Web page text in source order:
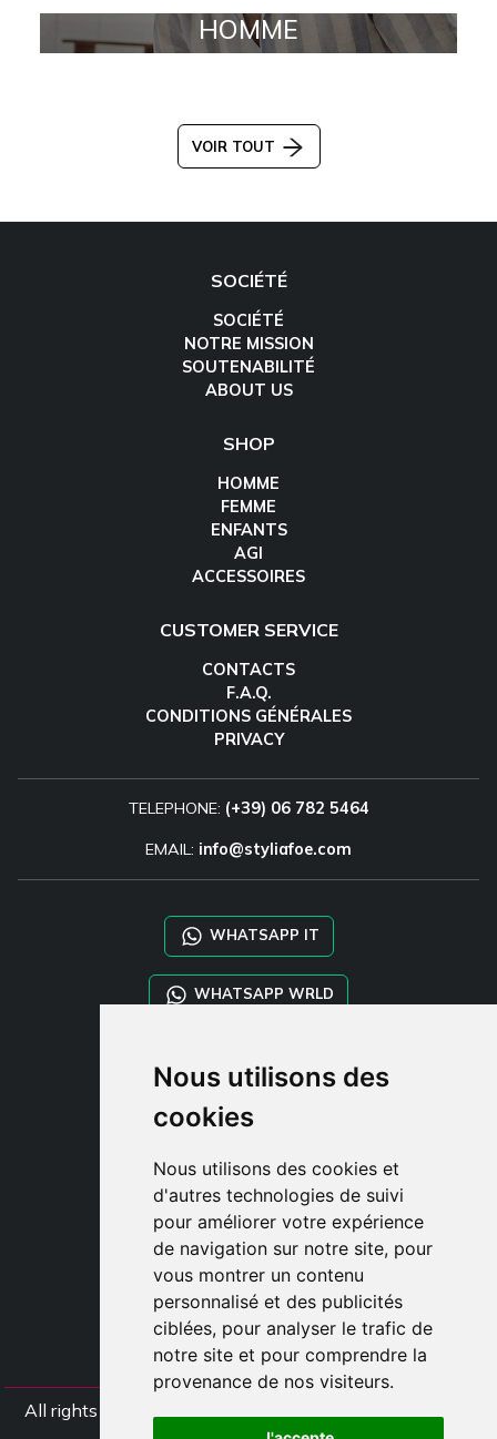
Nous utilisons des
cookies
Nous utilisons des cookies et
d'autres technologies de suivi
pour améliorer votre expérience
de navigation sur notre site, pour
vous montrer un contenu
personnalisé et des publicités
ciblées, pour analyser le trafic de
notre site et pour comprendre la
provenance de nos visiteurs.
HOMME
VOIR TOUT
SOCIÉTÉ
SOCIÉTÉ
NOTRE MISSION
SOUTENABILITÉ
ABOUT US
SHOP
HOMME
FEMME
ENFANTS
AGI
ACCESSOIRES
CUSTOMER SERVICE
CONTACTS
F.A.Q.
CONDITIONS GÉNÉRALES
PRIVACY
TELEPHONE: (+39) 06 782 5464
EMAIL: info@styliafoe.com
WHATSAPP IT
WHATSAPP WRLD
STYLIA SERVICES
SHOP B2B
TAYLOR MADE ORDERS
CLIENT
ENREGISTRE-TOI
ACCÈS
PANIER
All rights Styliafoe s.r.l. © 2025 - TVA IT15015641002